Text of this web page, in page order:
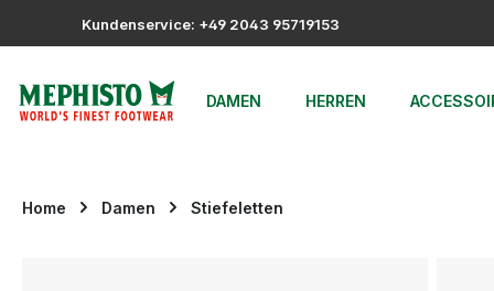
Hauptinhalt springen
Zur Suche springen
Zur Hauptnavigation springen
Kundenservice: +49 2043 95719153
DAMEN HERREN
Home Damen Stiefeletten